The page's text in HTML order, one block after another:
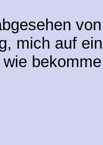
mich auf